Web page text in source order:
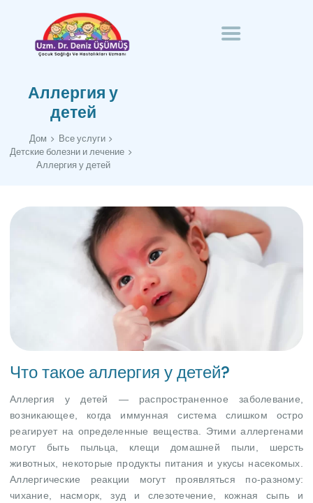
Аллергия у
детей
Дом
Все услуги
Детские болезни и лечение
Аллергия у детей
СПЕЦИАЛИСТ ДОКТОР DENIZ ÜŞÜMÜŞ
Специалист по здоровью и болезням детей
ДОМАШНЯЯ СТРАНИЦА
ГОМЕОПАТИЯ В
ПЕДИАТРИЧЕСКИХ
ОБО МНЕ
КОММУНИКАЦИЯ
РУССКИЙ
Что такое аллергия у детей?
Аллергия у детей — распространенное заболевание,
возникающее, когда иммунная система слишком остро
реагирует на определенные вещества. Этими аллергенами
могут быть пыльца, клещи домашней пыли, шерсть
животных, некоторые продукты питания и укусы насекомых.
Аллергические реакции могут проявляться по-разному:
чихание, насморк, зуд и слезотечение, кожная сыпь и